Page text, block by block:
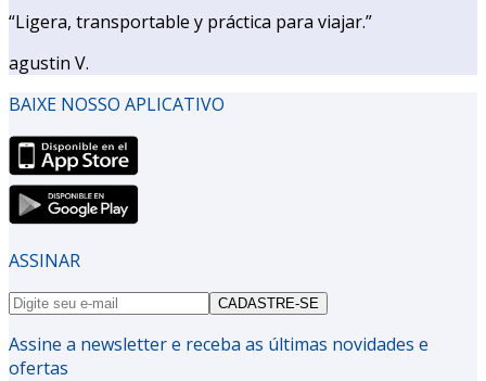
“Ligera, transportable y práctica para viajar.”
agustin V.
BAIXE NOSSO APLICATIVO
ASSINAR
CADASTRE-SE
Assine a newsletter e receba as últimas novidades e
ofertas